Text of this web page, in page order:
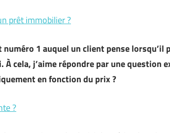
prêt immobilier ?
1 auquel un client pense lorsqu’il
cela, j’aime répondre par une question
en fonction du prix ?
?